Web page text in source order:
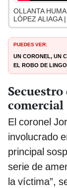
OLLANTA
LÓPEZ ALIAGA
PUEDES VER:
Un coronel, un
el robo de
comercial
El coronel
involucrado
principal
serie de
la víctima”,